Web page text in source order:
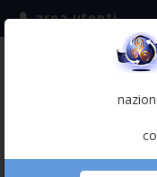
area utenti